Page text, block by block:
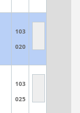
103
020
103
025